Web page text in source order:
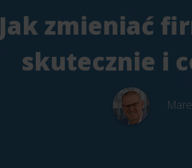
Jak zmieniać
skutecznie i